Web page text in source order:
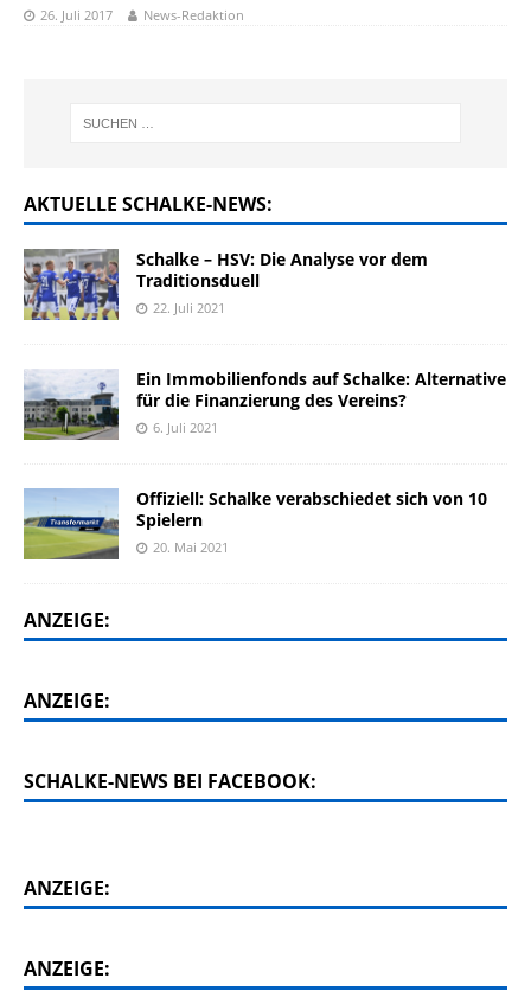
26. Juli 2017 News-Redaktion
AKTUELLE SCHALKE-NEWS:
Schalke – HSV: Die Analyse vor dem
Traditionsduell
22. Juli 2021
Ein Immobilienfonds auf Schalke: Alternative
für die Finanzierung des Vereins?
6. Juli 2021
Offiziell: Schalke verabschiedet sich von 10
Spielern
20. Mai 2021
ANZEIGE:
ANZEIGE:
SCHALKE-NEWS BEI FACEBOOK:
ANZEIGE:
ANZEIGE: